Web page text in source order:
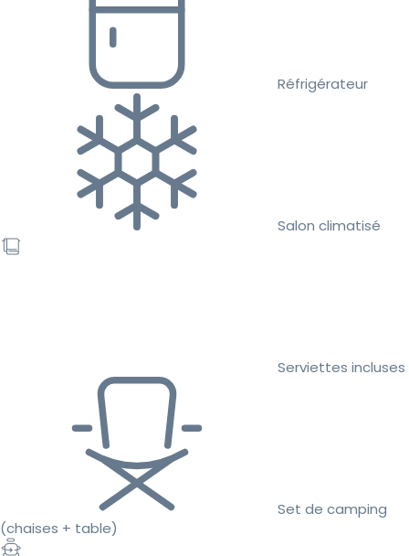
Réfrigérateur
Salon climatisé
Serviettes incluses
Set de camping
(chaises + table)